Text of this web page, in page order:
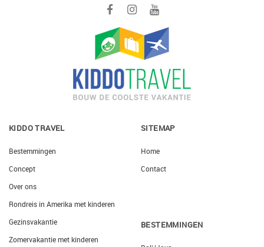
KIDDO TRAVEL
Bestemmingen
Concept
Over ons
Rondreis in Amerika met kinderen
Gezinsvakantie
Zomervakantie met kinderen
SITEMAP
Home
Contact
BESTEMMINGEN